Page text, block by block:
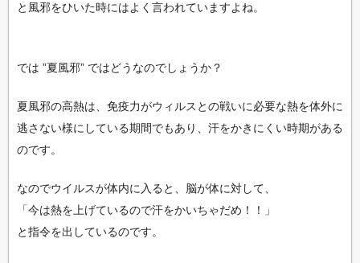
と風邪をひいた時にはよく言われていますよね。
では ”夏風邪” ではどうなのでしょうか？
夏風邪の高熱は、免疫力がウィルスとの戦いに必要な熱を体外に
逃さない様にしている期間でもあり、汗をかきにくい時期がある
のです。
なのでウイルスが体内に入ると、脳が体に対して、
「今は熱を上げているので汗をかいちゃだめ！！」
と指令を出しているのです。